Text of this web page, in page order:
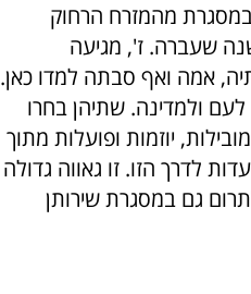
מהמזרח הרחוק
שעברה. ז', מגיעה
אמה ואף סבתה למדו כאן.
ולמדינה. שתיהן בחרו
יוזמות ופועלות מתוך
לדרך הזו. זו גאווה גדולה
גם במסגרת שירותן